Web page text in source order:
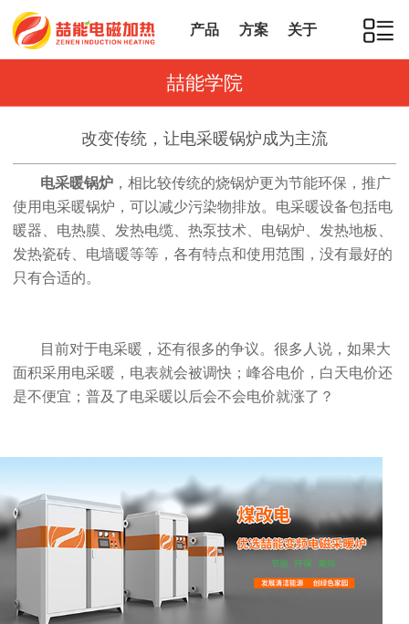
产品 方案 关于
喆能学院
改变传统，让电采暖锅炉成为主流
电采暖锅炉，相比较传统的烧锅炉更为节能环保，推广
使用电采暖锅炉，可以减少污染物排放。电采暖设备包括电
暖器、电热膜、发热电缆、热泵技术、电锅炉、发热地板、
发热瓷砖、电墙暖等等，各有特点和使用范围，没有最好的
只有合适的。
目前对于电采暖，还有很多的争议。很多人说，如果大
面积采用电采暖，电表就会被调快；峰谷电价，白天电价还
是不便宜；普及了电采暖以后会不会电价就涨了？